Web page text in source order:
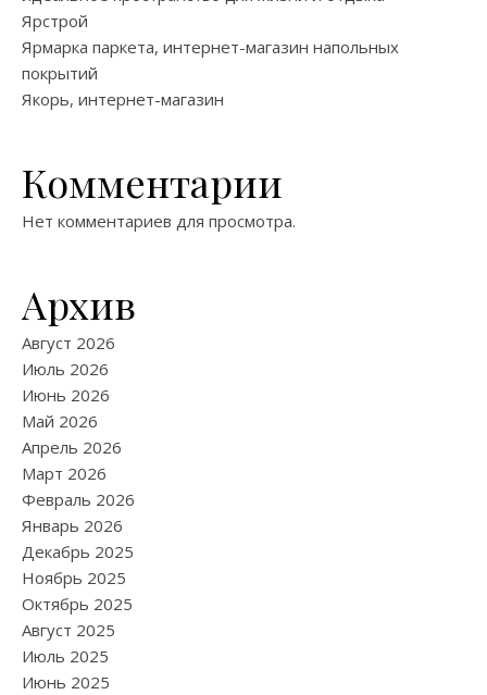
Ярстрой
Ярмарка паркета, интернет-магазин напольных
покрытий
Якорь, интернет-магазин
Комментарии
Нет комментариев для просмотра.
Архив
Август 2026
Июль 2026
Июнь 2026
Май 2026
Апрель 2026
Март 2026
Февраль 2026
Январь 2026
Декабрь 2025
Ноябрь 2025
Октябрь 2025
Август 2025
Июль 2025
Июнь 2025